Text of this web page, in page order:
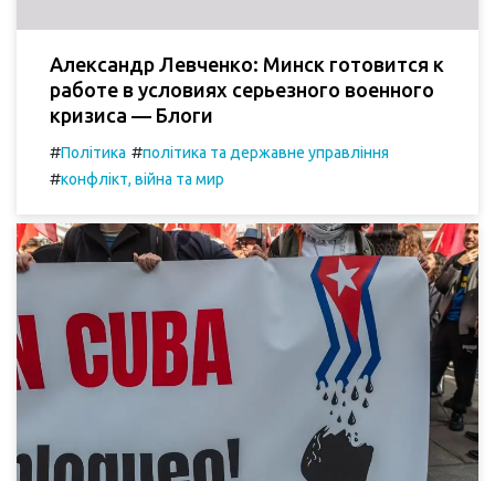
Александр Левченко: Минск готовится к
работе в условиях серьезного военного
кризиса — Блоги
#Політика #політика та державне управління
#конфлікт, війна та мир